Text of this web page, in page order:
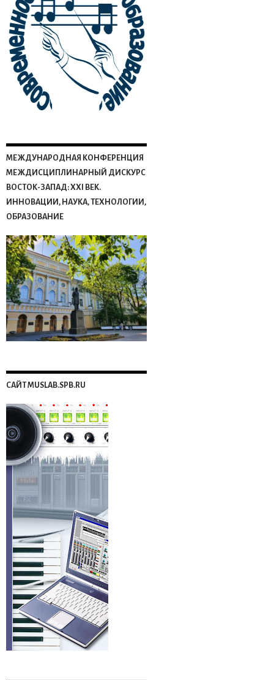
МЕЖДУНАРОДНАЯ КОНФЕРЕНЦИЯ
МЕЖДИСЦИПЛИНАРНЫЙ ДИСКУРС
ВОСТОК-ЗАПАД: XXI ВЕК.
ИННОВАЦИИ, НАУКА, ТЕХНОЛОГИИ,
ОБРАЗОВАНИЕ
САЙТ MUSLAB.SPB.RU